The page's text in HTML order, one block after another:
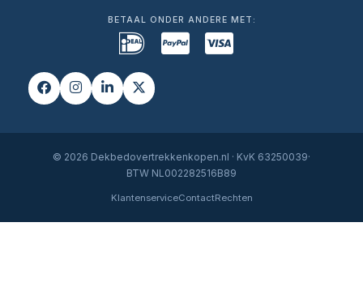
BETAAL ONDER ANDERE MET:
© 2026 Dekbedovertrekkenkopen.nl · KvK 63250039·
BTW NL002282516B89
KlantenserviceContactRechten